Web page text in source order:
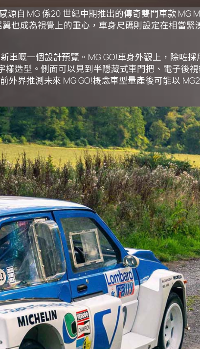
自 MG 係20 世紀中期推出的傳奇雙門車款 MG
也成為視覺上的重心，車身尺碼則設定在相當緊
車嘅一個設計預覽。MG GO!車身外觀上，除咗
造型。側面可以見到半隱藏式車門把、電子後
界推測未來 MG GO!概念車型量產後可能以